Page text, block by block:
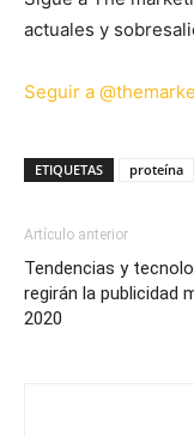
actuales y
Seguir a
ETIQUETAS proteína
Artículo anterior
Tendencias y
regirán la publicidad
2020